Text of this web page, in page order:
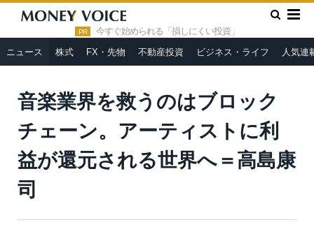
PR 今すぐ始められる「損しにくい投資」
ニュース 株式 FX・先物 不動産投資 ビジネス・ライフ 人気連
HOME » ニュース »
音楽業界を救うのはブロックチェーン。ア
ーティストに利益が還元される世界へ＝高島康司
音楽業界を救うのはブロック
チェーン。アーティストに利
益が還元される世界へ＝高島康
司